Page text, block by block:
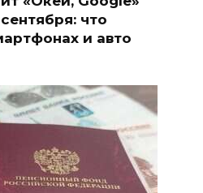
что
и авто